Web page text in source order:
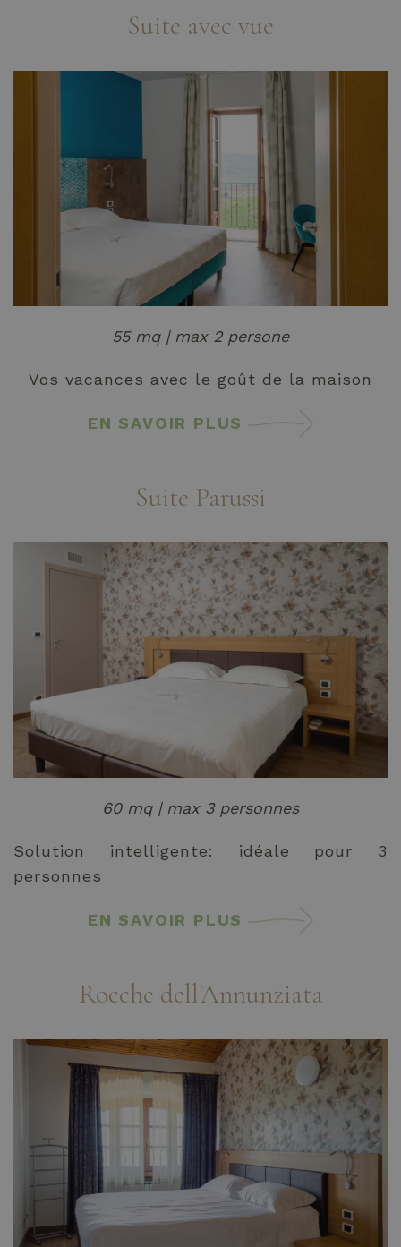
Suite avec vue
55 mq | max 2 persone
Vos vacances avec le goût de la maison
EN SAVOIR PLUS
Suite Parussi
60 mq | max 3 personnes
Solution intelligente: idéale pour 3
personnes
EN SAVOIR PLUS
Rocche dell'Annunziata